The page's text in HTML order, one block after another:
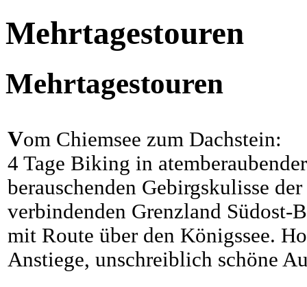
Mehrtagestouren
Mehrtagestouren
Vom Chiemsee zum Dachstein:
4 Tage Biking in
berauschenden Gebirgskulisse
verbindenden Grenzland Südost-
mit Route über den Königssee.
Anstiege, unschreiblich schöne